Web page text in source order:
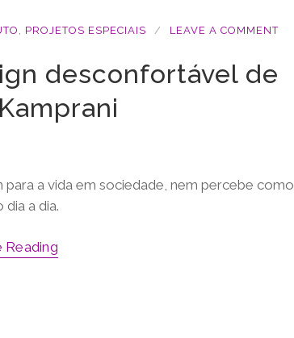
, PROJETOS ESPECIAIS LEAVE A COMMENT
desconfortável de
a vida em sociedade, nem percebe como
a dia.
Reading